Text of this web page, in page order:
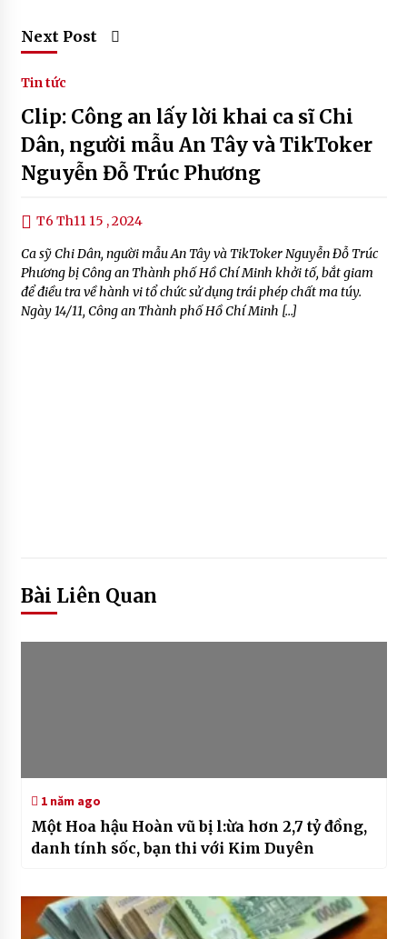
Next Post
Tin tức
Clip: Công an lấy lời khai ca sĩ Chi
Dân, người mẫu An Tây và TikToker
Nguyễn Đỗ Trúc Phương
T6 Th11 15 , 2024
Ca sỹ Chi Dân, người mẫu An Tây và TikToker Nguyễn Đỗ Trúc
Phương bị Công an Thành phố Hồ Chí Minh khởi tố, bắt giam
để điều tra về hành vi tổ chức sử dụng trái phép chất ma túy.
Ngày 14/11, Công an Thành phố Hồ Chí Minh […]
Bài Liên Quan
1 năm ago
Một Hoa hậu Hoàn vũ bị l:ừa hơn 2,7 tỷ đồng,
danh tính sốc, bạn thi với Kim Duyên